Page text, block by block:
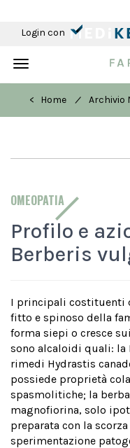
Login con
Toggle
< Home
/ Archivio
OMEOPATIA
Profilo e
Berberis
I principali costituenti
fitto e spinoso della
forma siepi o cresce
sono alcaloidi quali: la
rimedi Hydrastis
possiede proprietà
spasmolitiche; la
magnofiorina, solo
preparata con la
sperimentazione